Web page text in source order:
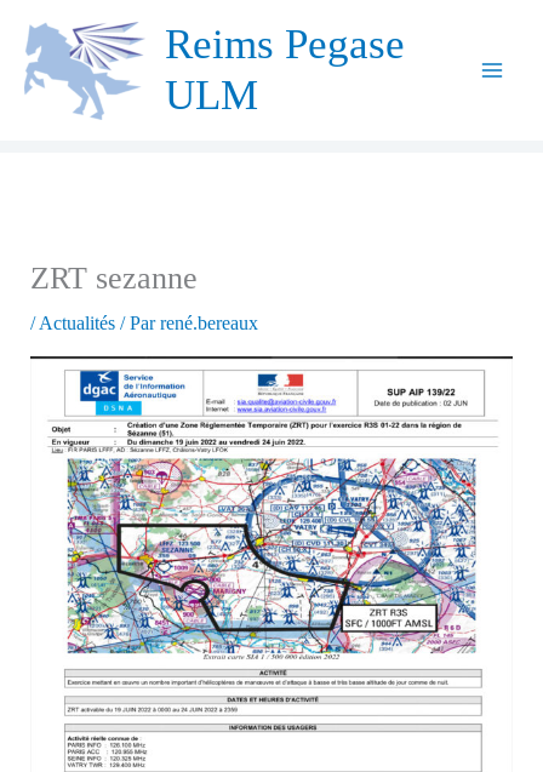
contenu
Reims Pegase
ULM
ZRT sezanne
/Actualités/ Parrené.bereaux